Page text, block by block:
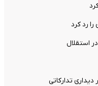
رد کرد
استقلال
تدارکاتی